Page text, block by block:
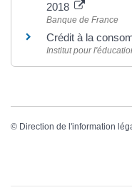
2018
Banque de France
Crédit à la
Institut pour
© Direction de l'information